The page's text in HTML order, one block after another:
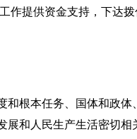
提供资金支持，下达
根本任务、国体和政体
和人民生产生活密切